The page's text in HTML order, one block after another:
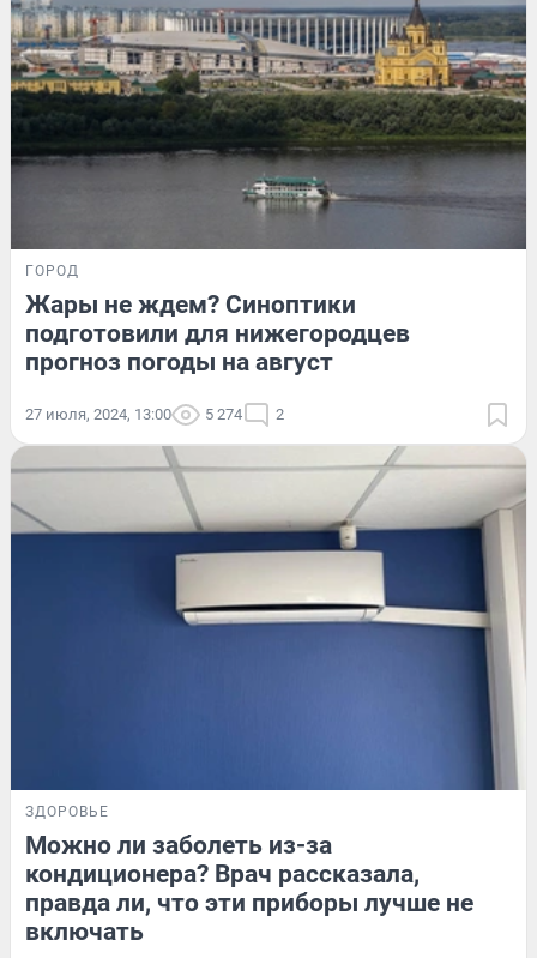
ГОРОД
Жары не ждем? Синоптики
подготовили для нижегородцев
прогноз погоды на август
27 июля, 2024, 13:00 5 274 2
ЗДОРОВЬЕ
Можно ли заболеть из-за
кондиционера? Врач рассказала,
правда ли, что эти приборы лучше не
включать